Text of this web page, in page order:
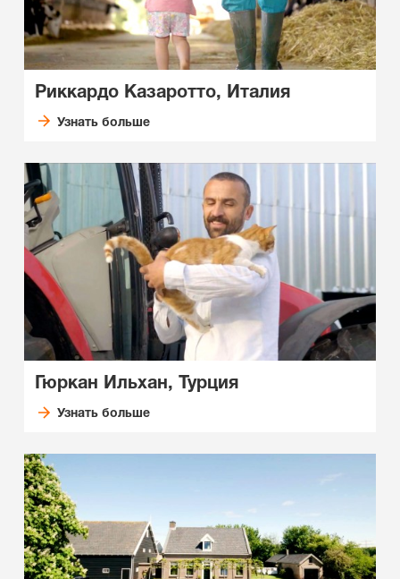
Риккардо Казаротто, Италия
Узнать больше
Гюркан Ильхан, Турция
Узнать больше